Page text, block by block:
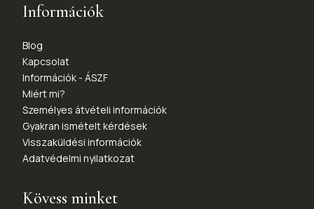
Információk
Blog
Kapcsolat
Információk - ÁSZF
Miért mi?
Személyes átvételi információk
Gyakran ismételt kérdések
Visszaküldési információk
Adatvédelmi nyilatkozat
Kövess minket